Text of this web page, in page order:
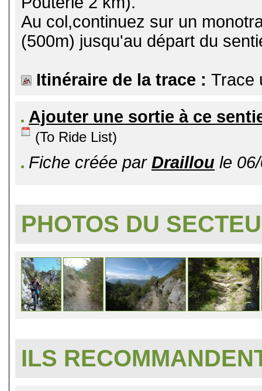
Au col,continuez sur un
(500m) jusqu'au départ du
Itinéraire de la trace : Trace
Ajouter une sortie à ce
(To Ride List)
Fiche créée par Draillou le
PHOTOS DU
ILS